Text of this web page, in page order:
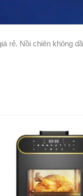
rẻ. Nồi chiên không
gốc
là:
5.320.000